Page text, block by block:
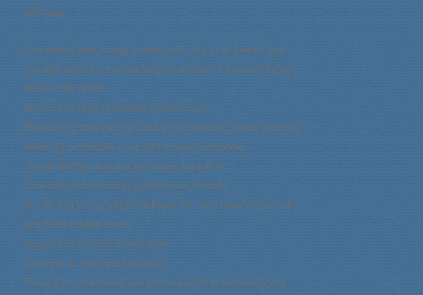
tekst aan.
Een enkele keer vraagt iemand zelf, die in de laatste fase
van zijn leven is, mij om langs te komen. Zo was ik bij een
meneer die eerder
bij één van mijn optredens geweest was.
Hij was erg ziek en wist dat hij zou sterven. Samen met mij
wilde hij de muziek voor zijn uitvaart uitzoeken.
Van de dochter van een mevrouw, bij wie ik
voor haar sterven langs geweest was, hoorde
ik: "Ik ben je nog altijd dankbaar dat mijn moeder jou ook
nog heeft mogen horen
zingen hier in mijn woonkamer".
Dat vind ik echt heel bijzonder.
Het is fijn om iemand een gerust gevoel te kunnen geven